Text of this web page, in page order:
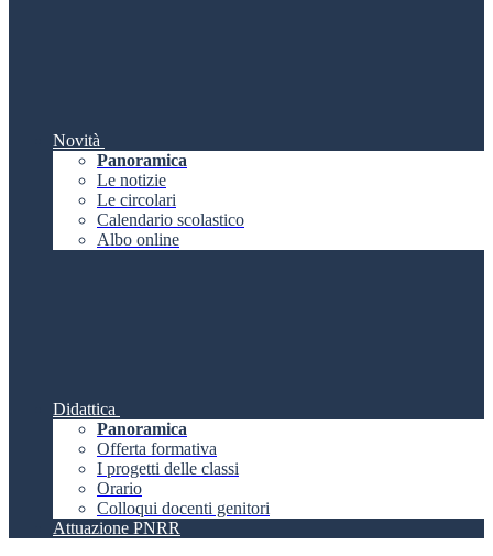
Novità
Panoramica
Le notizie
Le circolari
Calendario scolastico
Albo online
Didattica
Panoramica
Offerta formativa
I progetti delle classi
Orario
Colloqui docenti genitori
Attuazione PNRR